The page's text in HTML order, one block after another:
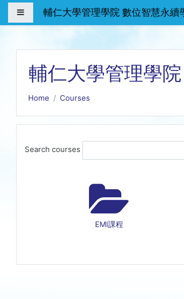
Skip to main content
Side panel
輔仁大學管理學院 數位智慧永續
輔仁大學管理學
Home Courses
Search courses
EMI課程